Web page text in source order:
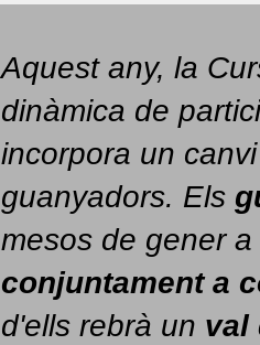
Aquest any, la
dinàmica de
incorpora un
guanyadors. Els
conjuntament a
d'ells rebrà un val